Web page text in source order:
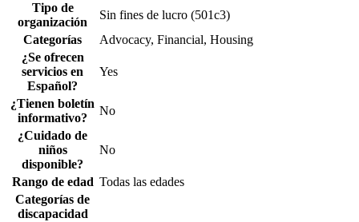
Tipo de
organización
Sin fines de lucro (501c3)
Categorías
Advocacy, Financial, Housing
¿Se ofrecen
servicios en
Español?
Yes
¿Tienen boletín
informativo?
No
¿Cuidado de
niños
disponible?
No
Rango de edad Todas las edades
Categorías de
discapacidad